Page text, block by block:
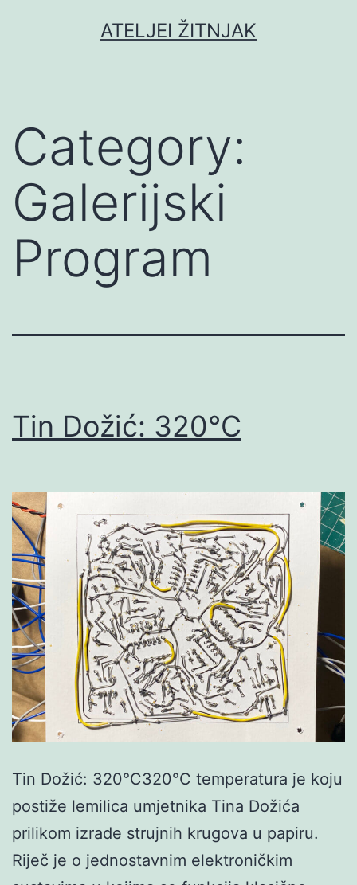
ATELJEI ŽITNJAK
Category:
Galerijski
Program
Tin Dožić: 320°C
Tin Dožić: 320°C320°C temperatura je koju
postiže lemilica umjetnika Tina Dožića
prilikom izrade strujnih krugova u papiru.
Riječ je o jednostavnim elektroničkim